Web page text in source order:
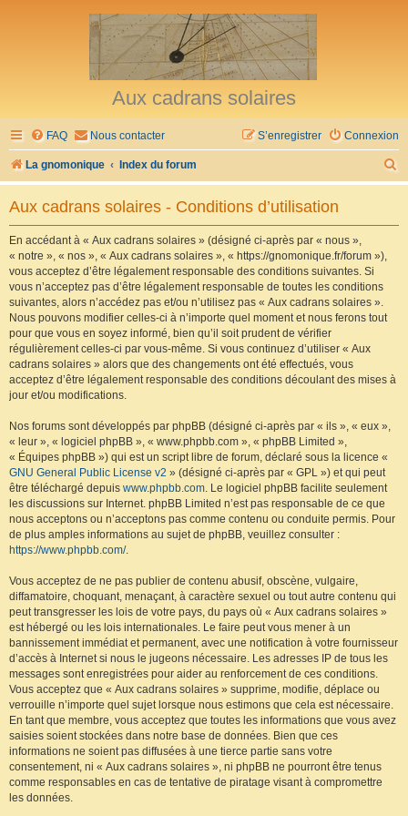
Aux cadrans solaires
FAQ Nous contacter Connexion
S’enregistrer
La gnomonique Index du forum
e
Aux cadrans solaires - Conditions d’utilisation
En accédant à « Aux cadrans solaires » (désigné ci-après par « nous »,
« notre », « nos », « Aux cadrans solaires », « https://gnomonique.fr/forum »),
vous acceptez d’être légalement responsable des conditions suivantes. Si
vous n’acceptez pas d’être légalement responsable de toutes les conditions
suivantes, alors n’accédez pas et/ou n’utilisez pas « Aux cadrans solaires ».
Nous pouvons modifier celles-ci à n’importe quel moment et nous ferons tout
pour que vous en soyez informé, bien qu’il soit prudent de vérifier
régulièrement celles-ci par vous-même. Si vous continuez d’utiliser « Aux
cadrans solaires » alors que des changements ont été effectués, vous
acceptez d’être légalement responsable des conditions découlant des mises à
jour et/ou modifications.
Nos forums sont développés par phpBB (désigné ci-après par « ils », « eux »,
« leur », « logiciel phpBB », « www.phpbb.com », « phpBB Limited »,
« Équipes phpBB ») qui est un script libre de forum, déclaré sous la licence «
GNU General Public License v2 » (désigné ci-après par « GPL ») et qui peut
être téléchargé depuis www.phpbb.com. Le logiciel phpBB facilite seulement
les discussions sur Internet. phpBB Limited n’est pas responsable de ce que
nous acceptons ou n’acceptons pas comme contenu ou conduite permis. Pour
de plus amples informations au sujet de phpBB, veuillez consulter :
https://www.phpbb.com/.
Vous acceptez de ne pas publier de contenu abusif, obscène, vulgaire,
diffamatoire, choquant, menaçant, à caractère sexuel ou tout autre contenu qui
peut transgresser les lois de votre pays, du pays où « Aux cadrans solaires »
est hébergé ou les lois internationales. Le faire peut vous mener à un
bannissement immédiat et permanent, avec une notification à votre fournisseur
d’accès à Internet si nous le jugeons nécessaire. Les adresses IP de tous les
messages sont enregistrées pour aider au renforcement de ces conditions.
Vous acceptez que « Aux cadrans solaires » supprime, modifie, déplace ou
verrouille n’importe quel sujet lorsque nous estimons que cela est nécessaire.
En tant que membre, vous acceptez que toutes les informations que vous avez
saisies soient stockées dans notre base de données. Bien que ces
informations ne soient pas diffusées à une tierce partie sans votre
consentement, ni « Aux cadrans solaires », ni phpBB ne pourront être tenus
comme responsables en cas de tentative de piratage visant à compromettre
les données.